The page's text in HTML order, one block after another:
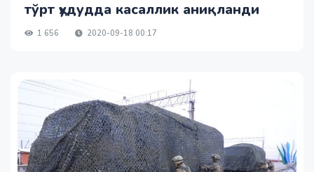
тўрт ҳудудда касаллик аниқланди
1 656 2020-09-18 00:17